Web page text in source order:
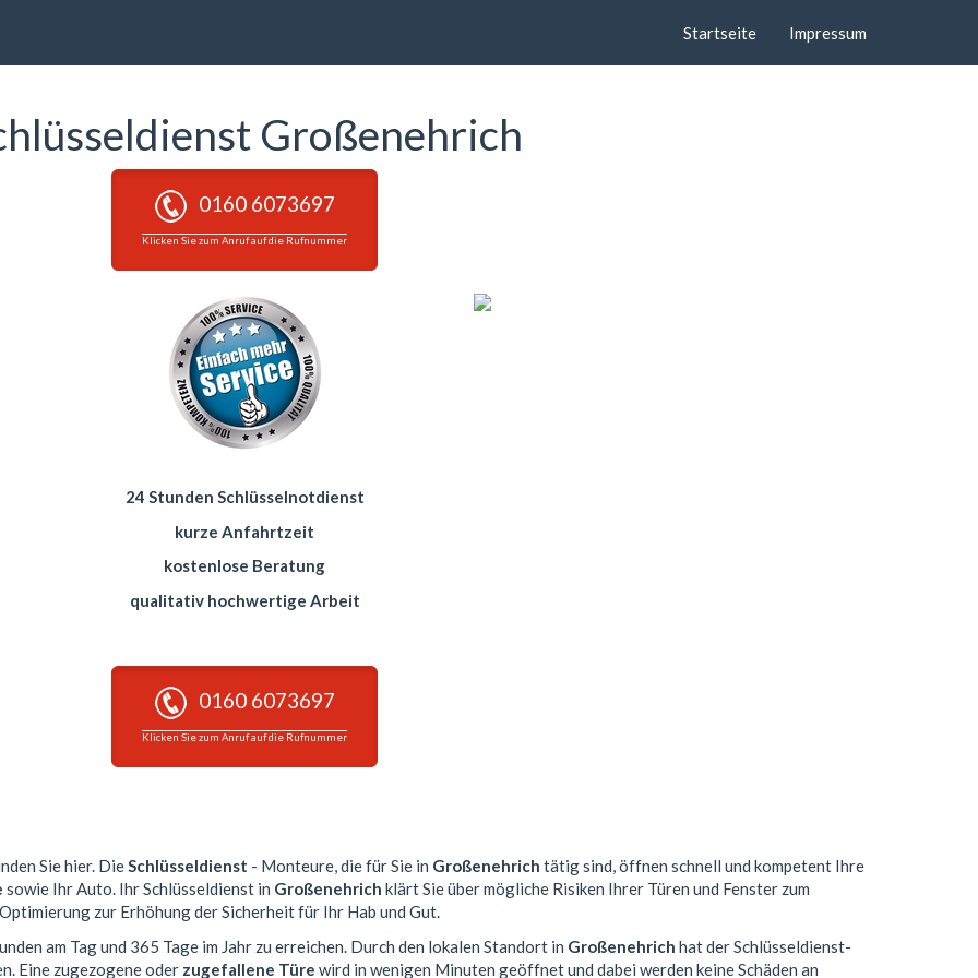
Startseite Impressum
Großenehrich
0160 6073697
Klicken Sie zum Anruf auf die Rufnummer
24 Stunden Schlüsselnotdienst
kurze Anfahrtzeit
kostenlose Beratung
qualitativ hochwertige Arbeit
0160 6073697
Klicken Sie zum Anruf auf die Rufnummer
Sie hier. DieSchlüsseldienst - Monteure, die für Sie in Großenehrich tätig sind, öffnen schnell und kompetent Ihre
sowie Ihr Auto. Ihr Schlüsseldienst in Großenehrich klärt Sie über mögliche Risiken Ihrer Türen und Fenster zum
zur Erhöhung der Sicherheit für Ihr Hab und Gut.
am Tag und 365 Tage im Jahr zu erreichen. Durch den lokalen Standort in Großenehrich hat der Schlüsseldienst-
Eine zugezogene oder zugefallene Türe wird in wenigen Minuten geöffnet und dabei werden keine Schäden an